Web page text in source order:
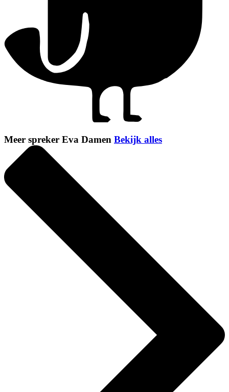
Meer spreker Eva Damen Bekijk alles